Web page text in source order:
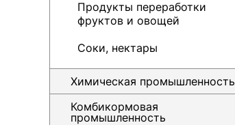
Продукты переработки
фруктов и овощей
Соки, нектары
Химическая промышленность
Комбикормовая
промышленность